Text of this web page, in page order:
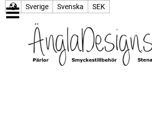
Sverige Svenska SEK